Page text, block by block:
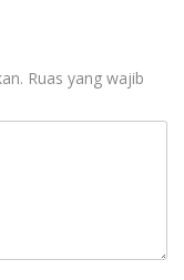
Ruas yang wajib